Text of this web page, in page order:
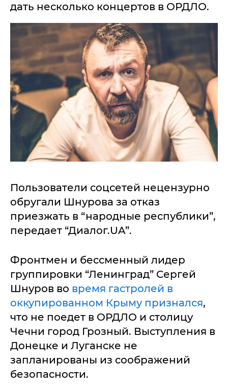
дать несколько концертов в ОРДЛО.
Пользователи соцсетей нецензурно
обругали Шнурова за отказ
приезжать в “народные республики”,
передает “Диалог.UA”.
Фронтмен и бессменный лидер
группировки “Ленинград” Сергей
Шнуров во время гастролей в
оккупированном Крыму признался,
что не поедет в ОРДЛО и столицу
Чечни город Грозный. Выступления в
Донецке и Луганске не
запланированы из соображений
безопасности.